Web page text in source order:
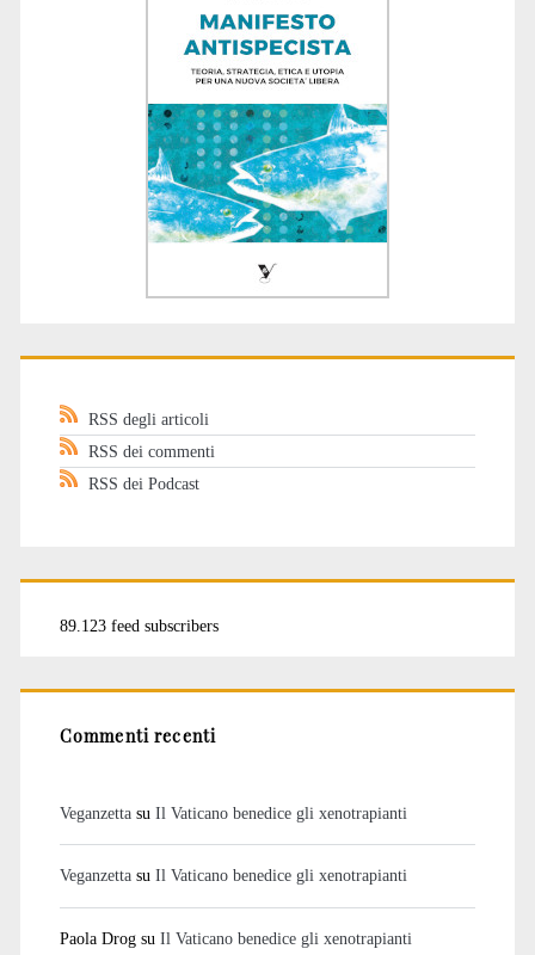
RSS degli articoli
RSS dei commenti
RSS dei Podcast
89.123 feed subscribers
Commenti recenti
Veganzettasu Il Vaticano benedice gli xenotrapianti
Veganzettasu Il Vaticano benedice gli xenotrapianti
Paola Drogsu Il Vaticano benedice gli xenotrapianti